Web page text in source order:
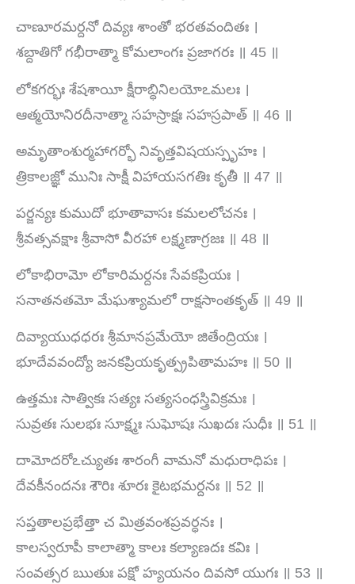
చాణూరమర్దనో దివ్యః శాంతో భరతవందితః ।
శబ్దాతిగో గభీరాత్మా కోమలాంగః ప్రజాగరః ॥ 45 ॥
లోకగర్భః శేషశాయీ క్షీరాబ్ధినిలయోఽమలః ।
ఆత్మయోనిరదీనాత్మా సహస్రాక్షః సహస్రపాత్ ॥ 46 ॥
అమృతాంశుర్మహాగర్భో నివృత్తవిషయస్పృహః ।
త్రికాలజ్ఞో మునిః సాక్షీ విహాయసగతిః కృతీ ॥ 47 ॥
పర్జన్యః కుముదో భూతావాసః కమలలోచనః ।
శ్రీవత్సవక్షాః శ్రీవాసో వీరహా లక్ష్మణాగ్రజః ॥ 48 ॥
లోకాభిరామో లోకారిమర్దనః సేవకప్రియః ।
సనాతనతమో మేఘశ్యామలో రాక్షసాంతకృత్ ॥ 49 ॥
దివ్యాయుధధరః శ్రీమానప్రమేయో జితేంద్రియః ।
భూదేవవంద్యో జనకప్రియకృత్ప్రపితామహః ॥ 50 ॥
ఉత్తమః సాత్వికః సత్యః సత్యసంధస్త్రివిక్రమః ।
సువ్రతః సులభః సూక్ష్మః సుఘోషః సుఖదః సుధీః ॥ 51 ॥
దామోదరోఽచ్యుతః శారంగీ వామనో మధురాధిపః ।
దేవకీనందనః శౌరిః శూరః కైటభమర్దనః ॥ 52 ॥
సప్తతాలప్రభేత్తా చ మిత్రవంశప్రవర్ధనః ।
కాలస్వరూపీ కాలాత్మా కాలః కల్యాణదః కవిః ।
సంవత్సర ఋతుః పక్షో హ్యయనం దివసో యుగః ॥ 53 ॥